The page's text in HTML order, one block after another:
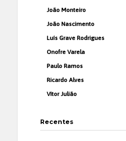
João Monteiro
João Nascimento
Luís Grave Rodrigues
Onofre Varela
Paulo Ramos
Ricardo Alves
Vítor Julião
Recentes